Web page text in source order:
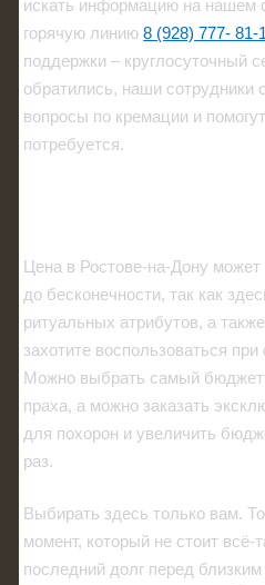
искать информацию на нашем
горячую линию8 (928) 777- 81-
поддержки – круглосуточный
обратились, наши сотрудники
вопросы по кремации и
потребуется.
Цена в Ростове-на-Дону может
до бесконечности, так как
ритуальных атрибутов, а
захотите воспользоваться
Можно выбрать самый
праха, а можно заказать
для похорон и увеличить
раз.
Выбирать здесь только вам.
момент, который не стоит всё-
последний долг перед близким